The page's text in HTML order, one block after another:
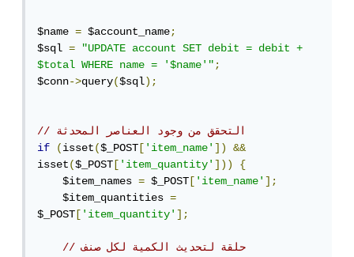
$name = $account_name;
$sql =
"UPDATE account SET debit = debit +
$total WHERE name = '$name'";
$conn->query($sql);
// التحقق من وجود العناصر المحدثة
if
(isset($_POST ['item_name'])
&&
isset($_POST ['item_quantity']))
{
$item_names = $_POST ['item_name'];
$item_quantities =
$_POST ['item_quantity'];
// حلقة لتحديث الكمية لكل صنف